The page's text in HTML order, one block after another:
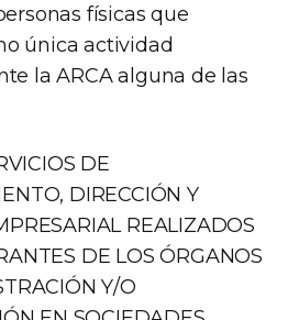
físicas que
única actividad
la ARCA alguna de las
DE
DIRECCIÓN Y
REALIZADOS
DE LOS ÓRGANOS
Y/O